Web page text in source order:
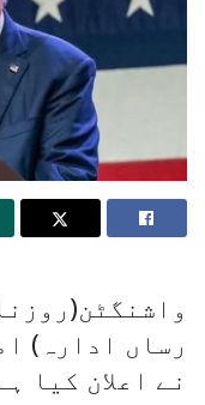
رساں ادارہ)
نے اعلان کیا